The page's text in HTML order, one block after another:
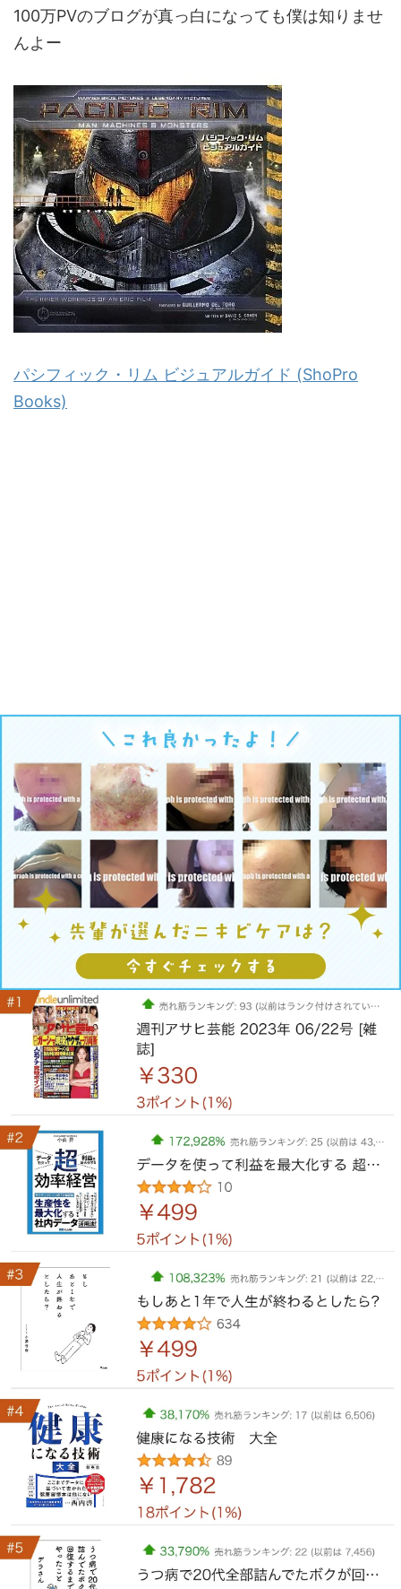
100万PVのブログが真っ白になっても僕は知りませ
んよー
パシフィック・リム ビジュアルガイド (ShoPro
Books)